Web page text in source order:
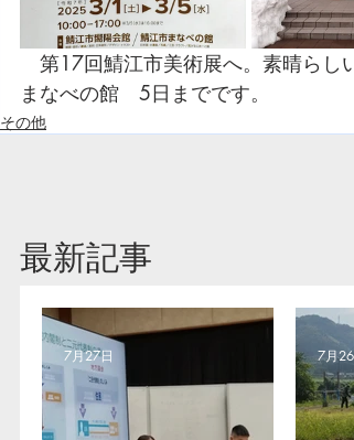
第17回鯖江市美術展へ。素晴らし
まなべの館　5日までです。
その他
​最新記事
7月27日 7月